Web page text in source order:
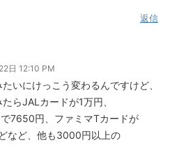
返信
日 12:10 PM
いにけっこう変わるんですけど、
らJALカードが1万円、
7650円、ファミマTカードが
など、他も3000円以上の